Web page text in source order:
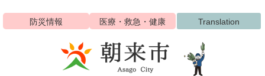
ジ
ュ
防災情報 医療・救急・健康 Translation